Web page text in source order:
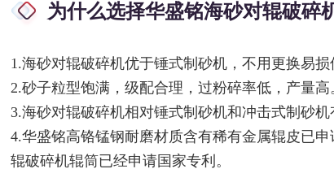
为什么选择华盛铭海砂对辊破碎
1.海砂对辊破碎机优于锤式制砂机，不用更换易损
2.砂子粒型饱满，级配合理，过粉碎率低，产量高
3.海砂对辊破碎机相对锤式制砂机和冲击式制砂
4.华盛铭高铬锰钢耐磨材质含有稀有金属辊皮已
辊破碎机辊筒已经申请国家专利。